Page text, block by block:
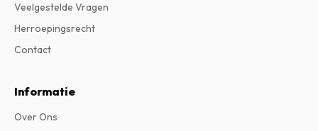
Veelgestelde Vragen
Herroepingsrecht
Contact
Informatie
Over Ons